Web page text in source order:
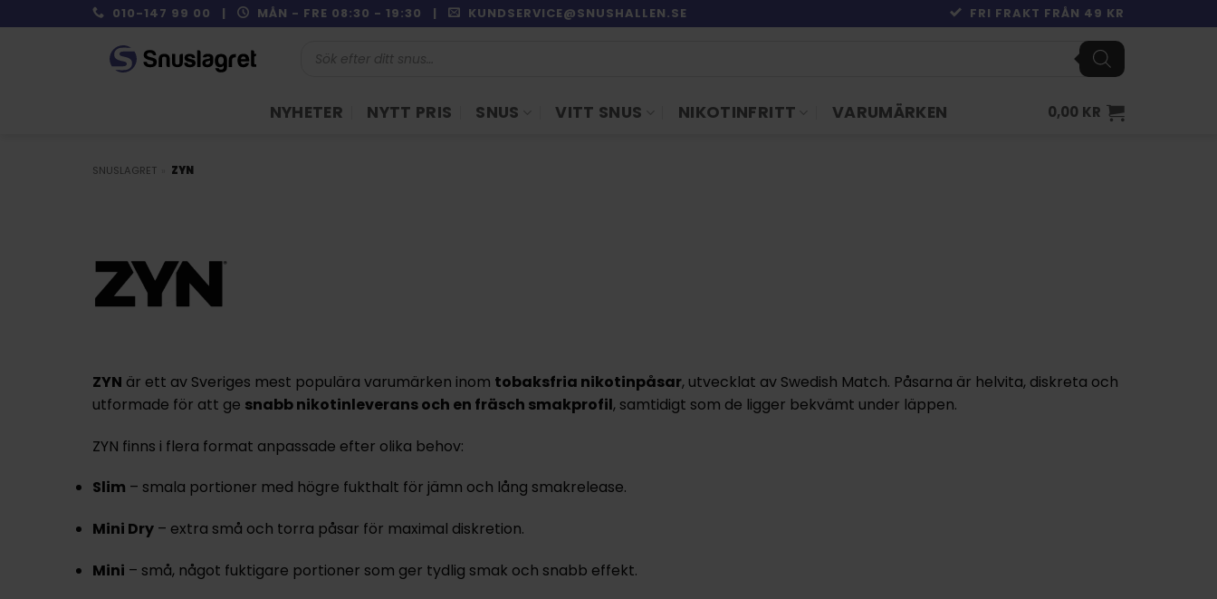
to
010-147 99 00 | MÅN - FRE 08:30 - 19:30 | KUNDSERVICE@SNUSHALLEN.SE FRI FRAKT FRÅN 49 KR
NYHETER NYTT PRIS SNUS VITT SNUS NIKOTINFRITT VARUMÄRKEN 0,00 KR
SNUSLAGRET ZYN
ZYN är ett av Sveriges mest populära varumärken inom tobaksfria nikotinpåsar, utvecklat av Swedish Match. Påsarna är helvita, diskreta och
utformade för att ge snabb nikotinleveransoch en fräsch smakprofil, samtidigt som de ligger bekvämt under läppen.
ZYN finns i flera format anpassade efter olika behov:
Slim – smala portioner med högre fukthalt för jämn och lång smakrelease.
Mini Dry – extra små och torra påsar för maximal diskretion.
Mini – små, något fuktigare portioner som ger tydlig smak och snabb effekt.